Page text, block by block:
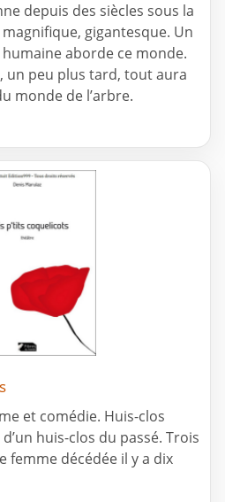
depuis des siècles sous la
gigantesque. Un
aborde ce monde.
un peu plus tard, tout aura
monde de l’arbre.
et comédie. Huis-clos
huis-clos du passé. Trois
femme décédée il y a dix